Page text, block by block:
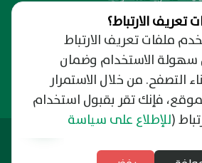
الارتباط؟
ملفات تعريف الارتباط
سهولة الاستخدام وضمان
التصفح. من خلال الاستمرار
فإنك تقر بقبول استخدام
(للإطلاع على سياسة